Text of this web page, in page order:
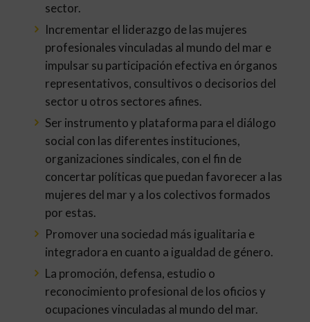
sector.
Incrementar el liderazgo de las mujeres
profesionales vinculadas al mundo del mar e
impulsar su participación efectiva en órganos
representativos, consultivos o decisorios del
sector u otros sectores afines.
Ser instrumento y plataforma para el diálogo
social con las diferentes instituciones,
organizaciones sindicales, con el fin de
concertar políticas que puedan favorecer a las
mujeres del mar y a los colectivos formados
por estas.
Promover una sociedad más igualitaria e
integradora en cuanto a igualdad de género.
La promoción, defensa, estudio o
reconocimiento profesional de los oficios y
ocupaciones vinculadas al mundo del mar.